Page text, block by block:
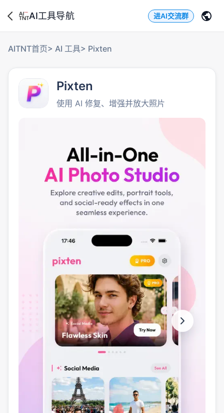
AI工具导航 进AI交流群
AITNT首页> AI 工具> Pixten
Pixten
使用 AI 修复、增强并放大照片